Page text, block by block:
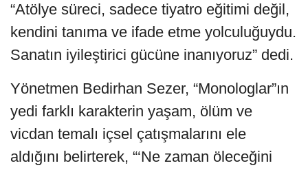
“Atölye süreci, sadece tiyatro eğitimi değil,
kendini tanıma ve ifade etme yolculuğuydu.
Sanatın iyileştirici gücüne inanıyoruz” dedi.
Yönetmen Bedirhan Sezer, “Monologlar”ın
yedi farklı karakterin yaşam, ölüm ve
vicdan temalı içsel çatışmalarını ele
aldığını belirterek, “‘Ne zaman öleceğini